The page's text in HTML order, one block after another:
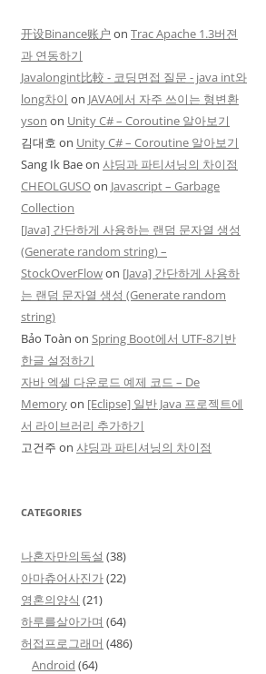
开设Binance账户 on Trac Apache 1.3버젼
과 연동하기
Javalongint比較 - 코딩면접 질문 - java int와
long차이 on JAVA에서 자주 쓰이는 형변환
yson on Unity C# – Coroutine 알아보기
김대호 on Unity C# – Coroutine 알아보기
Sang Ik Baeon 샤딩과 파티셔닝의 차이점
CHEOLGUSOon Javascript – Garbage
Collection
[Java] 간단하게 사용하는 랜덤 문자열 생성
(Generate random string) –
StockOverFlowon [Java] 간단하게 사용하
는 랜덤 문자열 생성 (Generate random
string)
Bảo Toàn on Spring Boot에서 UTF-8기반
한글 설정하기
자바 엑셀 다운로드 예제 코드 – De
Memoryon [Eclipse] 일반 Java 프로젝트에
서 라이브러리 추가하기
고건주 on 샤딩과 파티셔닝의 차이점
CATEGORIES
나혼자만의독설 (38)
아마츄어사진가(22)
영혼의양식 (21)
하루를살아가며 (64)
허접프로그래머 (486)
Android (64)